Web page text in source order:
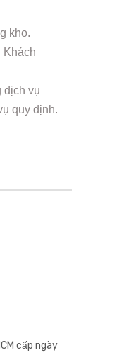
kho.
Khách
dịch vụ
quy định.
cấp ngày